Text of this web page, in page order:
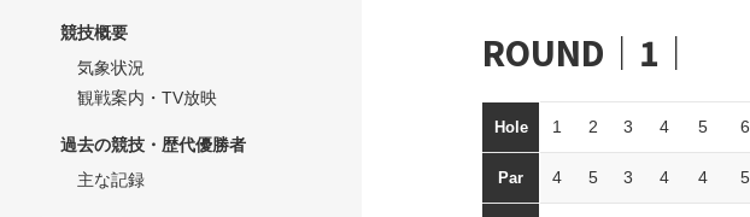
ROUND｜1｜
Hole 1 2 3 4 5 6
Par 4 5 3 4 4 5
競技概要
気象状況
観戦案内・TV放映
過去の競技・歴代優勝者
主な記録